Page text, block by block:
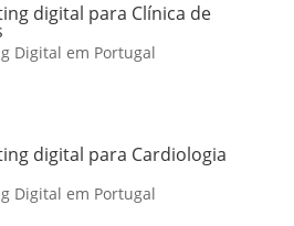
digital para Clínica de
Digital em Portugal
digital para Cardiologia
Digital em Portugal